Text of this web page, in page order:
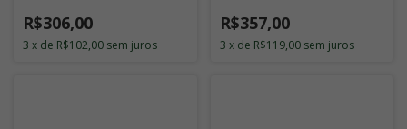
R$306,00
3 x de R$102,00 sem juros
R$357,00
3 x de R$119,00 sem juros